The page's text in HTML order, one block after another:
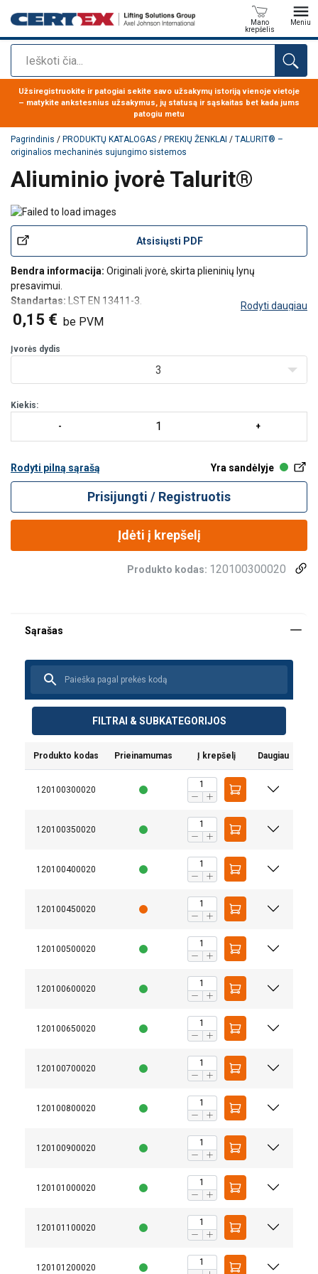
Paieška
Mano
krepšelis
Meniu
Produktas buvo pridėtas prie jūsų užklausos
Užsiregistruokite ir patogiai sekite savo užsakymų istoriją vienoje vietoje
– matykite ankstesnius užsakymus, jų statusą ir sąskaitas bet kada jums
patogiu metu
Pagrindinis / PRODUKTŲ KATALOGAS / PREKIŲ ŽENKLAI / TALURIT® –
originalios mechaninės sujungimo sistemos
Aliuminio įvorė Talurit®
Atsisiųsti PDF
Bendra informacija: Originali įvorė, skirta plieninių lynų
presavimui.
Standartas: LST EN 13411-3. Rodyti daugiau
0,15 € be PVM
Įvorės dydis
3
Kiekis:
Rodyti pilną sąrašą Yra sandėlyje
Prisijungti / Registruotis
Įdėti į krepšelį
Produkto kodas: 120100300020
FILTRAI & SUBKATEGORIJOS
Produkto kodas Prieinamumas Į krepšelį Daugiau
120100300020
120100350020
120100400020
120100450020
120100500020
120100600020
120100650020
120100700020
120100800020
120100900020
120101000020
120101100020
120101200020